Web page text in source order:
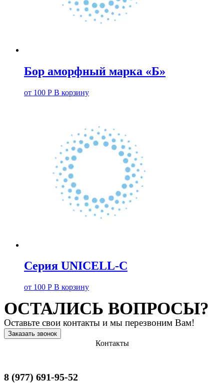
Бор аморфный марка «Б»
от 100 Р В корзину
Серия UNICELL-C
от 100 Р В корзину
ОСТАЛИСЬ ВОПРОСЫ?
Оставьте свои контакты и мы перезвоним Вам!
Заказать звонок
Контакты
8 (977) 691-95-52